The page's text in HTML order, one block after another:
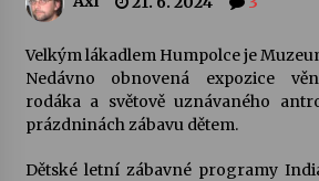
Pozvánka na integrační
šedesátka: 28. 7.–1. 8. 2026
Velkým lákadlem Humpolce je
Nedávno obnovená expozice
rodáka a světově uznávaného
prázdninách zábavu dětem.
Dětské letní zábavné programy